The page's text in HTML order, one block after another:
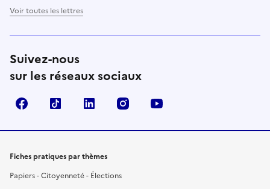
Voir toutes les lettres
Suivez-nous
sur les réseaux sociaux
FacebookTikTok LinkedIn Instagram
Fiches pratiques par thèmes
Papiers - Citoyenneté - Élections